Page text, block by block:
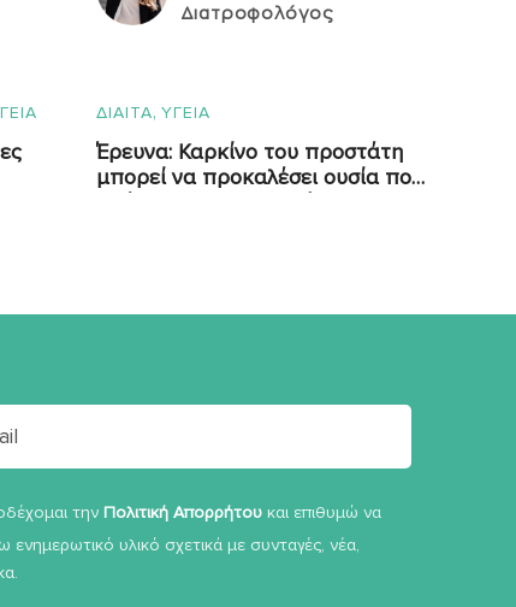
Διατροφολόγος
ΔΙΑΙΤΑ, ΥΓΕΙΑ
Έρευνα: Καρκίνο του προστάτη
μπορεί να προκαλέσει ουσία που
την Πολιτική Απορρήτου και επιθυμώ να
ενημερωτικό υλικό σχετικά με συνταγές, νέα,